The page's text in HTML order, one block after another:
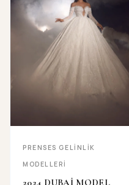
PRENSES GELİNLİK
MODELLERİ
2024 DUBAİ MODEL